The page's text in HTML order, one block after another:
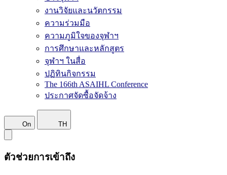
งานวิจัยและนวัตกรรม
ความร่วมมือ
ความภูมิใจของจุฬาฯ
การศึกษาและหลักสูตร
จุฬาฯ ในสื่อ
ปฏิทินกิจกรรม
The 166th ASAIHL Conference
ประกาศจัดซื้อจัดจ้าง
On TH
ตัวช่วยการเข้าถึง